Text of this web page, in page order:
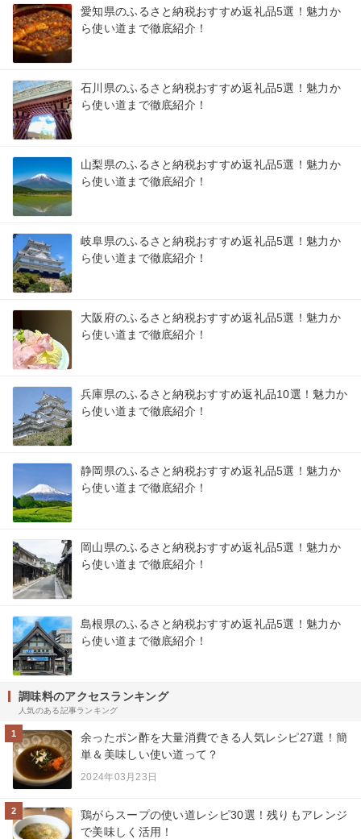
愛知県のふるさと納税おすすめ返礼品5選！魅力か
ら使い道まで徹底紹介！
石川県のふるさと納税おすすめ返礼品5選！魅力か
ら使い道まで徹底紹介！
山梨県のふるさと納税おすすめ返礼品5選！魅力か
ら使い道まで徹底紹介！
岐阜県のふるさと納税おすすめ返礼品5選！魅力か
ら使い道まで徹底紹介！
大阪府のふるさと納税おすすめ返礼品5選！魅力か
ら使い道まで徹底紹介！
兵庫県のふるさと納税おすすめ返礼品10選！魅力か
ら使い道まで徹底紹介！
静岡県のふるさと納税おすすめ返礼品5選！魅力か
ら使い道まで徹底紹介！
岡山県のふるさと納税おすすめ返礼品5選！魅力か
ら使い道まで徹底紹介！
島根県のふるさと納税おすすめ返礼品5選！魅力か
ら使い道まで徹底紹介！
調味料のアクセスランキング
人気のある記事ランキング
1
余ったポン酢を大量消費できる人気レシピ27選！簡
単＆美味しい使い道って？
2024年03月23日
2
鶏がらスープの使い道レシピ30選！残りもアレンジ
で美味しく活用！